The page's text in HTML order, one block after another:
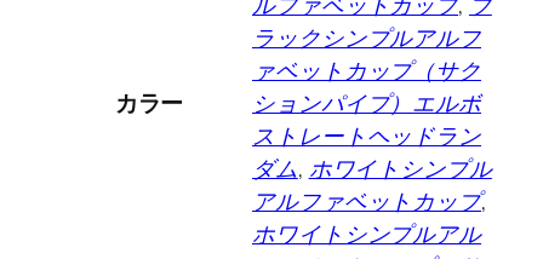
カラー
ラックシンプルアルフ
ァベットカップ（サク
ションパイプ）エルボ
ストレートヘッドラン
ダム, ホワイトシンプル
アルファベットカップ,
ホワイトシンプルアル